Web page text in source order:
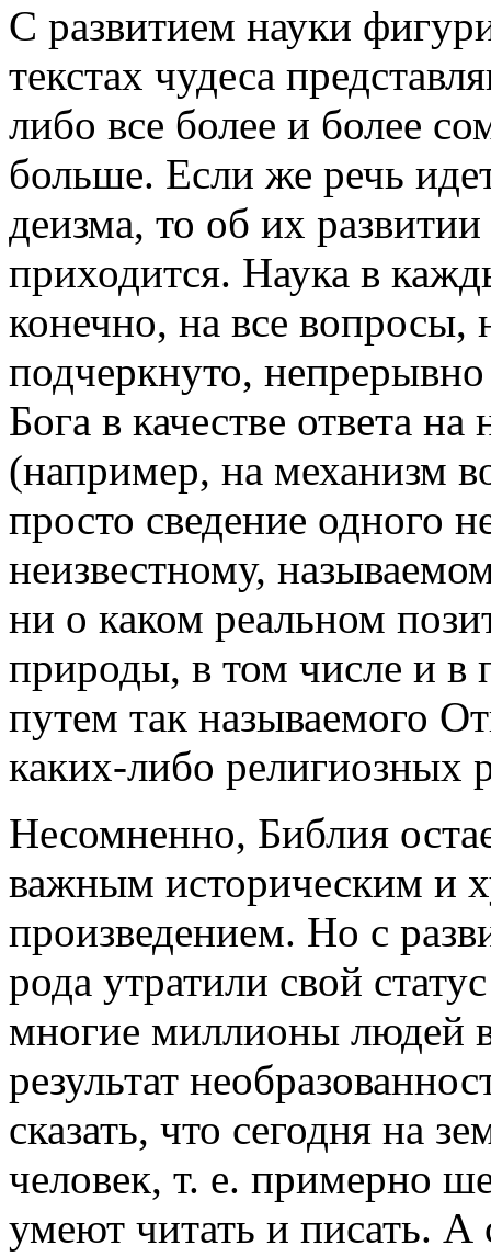
С развитием науки
текстах чудеса
либо все более и более
больше. Если же речь
деизма, то об их
приходится. Наука в
конечно, на все вопросы,
подчеркнуто,
Бога в качестве ответа
(например, на механизм
просто сведение одного
неизвестному,
ни о каком реальном
природы, в том числе и в
путем так называемого
каких-либо религиозных
Несомненно, Библия
важным историческим и
произведением. Но с
рода утратили свой
многие миллионы людей
результат
сказать, что сегодня на
человек, т. е. примерно
умеют читать и писать. А